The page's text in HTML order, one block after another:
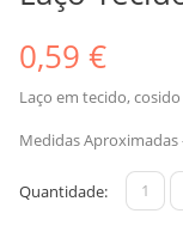
0,59 €
Laço em tecido,
Medidas Aproximadas
Quantidade: